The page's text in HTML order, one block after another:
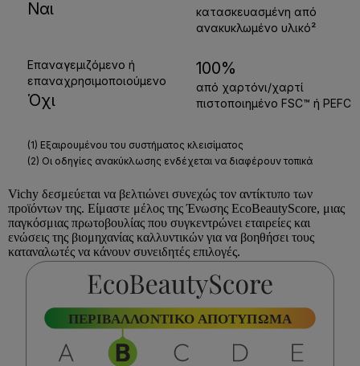
Vichy δεσμεύεται να βελτιώνει συνεχώς τον αντίκτυπο των
προϊόντων της. Είμαστε μέλος της Ένωσης EcoBeautyScore, μιας
παγκόσμιας πρωτοβουλίας που συγκεντρώνει εταιρείες και
ενώσεις της βιομηχανίας καλλυντικών για να βοηθήσει τους
καταναλωτές να κάνουν συνειδητές επιλογές.
ΠΕΡΙΒΑΛΛΟΝΤΙΚΟ ΑΠΟΤΥΠΩΜΑ